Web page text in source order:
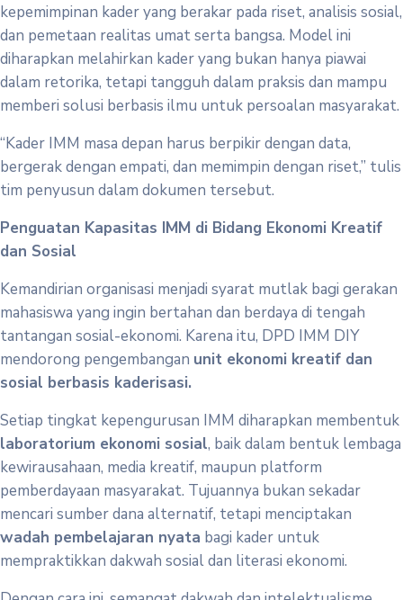
kepemimpinan kader yang berakar pada riset, analisis sosial,
dan pemetaan realitas umat serta bangsa. Model ini
diharapkan melahirkan kader yang bukan hanya piawai
dalam retorika, tetapi tangguh dalam praksis dan mampu
memberi solusi berbasis ilmu untuk persoalan masyarakat.
“Kader IMM masa depan harus berpikir dengan data,
bergerak dengan empati, dan memimpin dengan riset,” tulis
tim penyusun dalam dokumen tersebut.
Penguatan Kapasitas IMM di Bidang Ekonomi Kreatif
dan Sosial
Kemandirian organisasi menjadi syarat mutlak bagi gerakan
mahasiswa yang ingin bertahan dan berdaya di tengah
tantangan sosial-ekonomi. Karena itu, DPD IMM DIY
mendorong pengembangan unit ekonomi kreatif dan
sosial berbasis kaderisasi.
Setiap tingkat kepengurusan IMM diharapkan membentuk
laboratorium ekonomi sosial, baik dalam bentuk lembaga
kewirausahaan, media kreatif, maupun platform
pemberdayaan masyarakat. Tujuannya bukan sekadar
mencari sumber dana alternatif, tetapi menciptakan
wadah pembelajaran nyata bagi kader untuk
mempraktikkan dakwah sosial dan literasi ekonomi.